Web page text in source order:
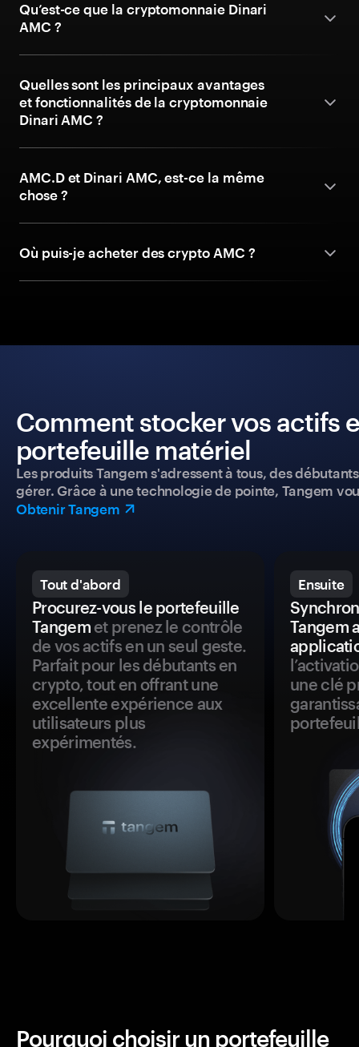
Qu’est-ce que la cryptomonnaie Dinari
AMC ?
Quelles sont les principaux avantages
et fonctionnalités de la cryptomonnaie
Dinari AMC ?
AMC.D et Dinari AMC, est-ce la même
chose ?
Où puis-je acheter des crypto AMC ?
Comment stocker vos actifs
portefeuille matériel
Les produits Tangem s'adressent à tous, des
gérer. Grâce à une technologie de pointe, Tangem
Obtenir Tangem
Tout d'abord
Procurez-vous le portefeuille
Tangemet prenez le contrôle
de vos actifs en un seul geste.
Parfait pour les débutants en
crypto, tout en offrant une
excellente expérience aux
utilisateurs plus
expérimentés.
Ensuite
Tangem
une clé
Pourquoi choisir un portefeuille